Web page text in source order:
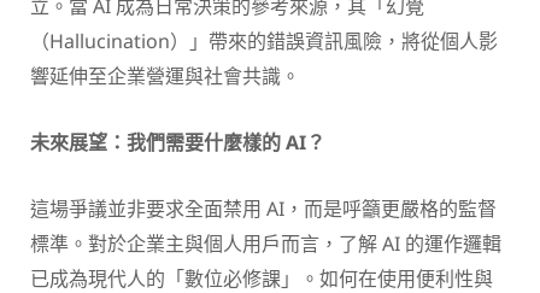
立。當 AI 成為日常決策的參考來源，其「幻覺
（Hallucination）」帶來的錯誤資訊風險，將從個人影
響延伸至企業營運與社會共識。
未來展望：我們需要什麼樣的 AI？
這場爭議並非要求全面禁用 AI，而是呼籲更嚴格的監督
標準。對於企業主與個人用戶而言，了解 AI 的運作邏輯
已成為現代人的「數位必修課」。如何在使用便利性與